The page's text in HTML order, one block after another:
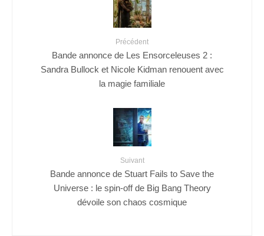
Précédent
Bande annonce de Les Ensorceleuses 2 :
Sandra Bullock et Nicole Kidman renouent avec
la magie familiale
Suivant
Bande annonce de Stuart Fails to Save the
Universe : le spin-off de Big Bang Theory
dévoile son chaos cosmique